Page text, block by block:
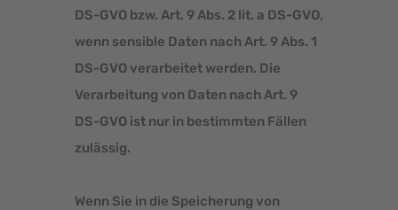
DS-GVO bzw. Art. 9 Abs. 2 lit. a DS-GVO,
wenn sensible Daten nach Art. 9 Abs. 1
DS-GVO verarbeitet werden. Die
Verarbeitung von Daten nach Art. 9
DS-GVO ist nur in bestimmten Fällen
zulässig.
Wenn Sie in die Speicherung von